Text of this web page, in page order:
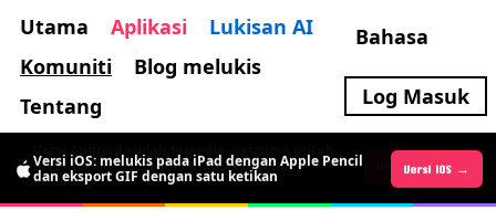
Utama Aplikasi
Lukisan AI
Komuniti
Blog melukis
Tentang
Bahasa
Log Masuk
Versi Android sudah tersedia: percuma untuk
masa terhad, lukis seni piksel bergerak
sekarang
Versi Android →
Versi iOS: melukis pada iPad dengan Apple Pencil
dan eksport GIF dengan satu ketikan
Versi iOS →